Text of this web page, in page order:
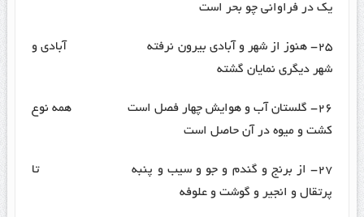
یک در فراوانی چو بحر است
۲۵- هنوز از شهر و آبادی بیرون نرفته آبادی و
شهر دیگری نمایان گشته
۲۶- گلستان آب و هوایش چهار فصل است همه نوع
کشت و میوه در آن حاصل است
۲۷- از برنج و گندم و جو و سیب و پنبه تا
پرتقال و انجیر و گوشت و علوفه